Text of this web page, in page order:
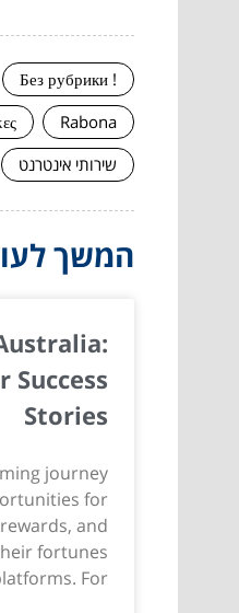
! Без рубрики
Rabona
שירותי אינטרנט
המשך
Success
Stories
journey
for
and
fortunes
For...